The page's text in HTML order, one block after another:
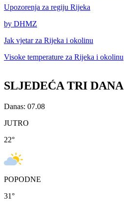
Upozorenja za regiju Rijeka
by DHMZ
Jak vjetar za Rijeka i okolinu
Visoke temperature za Rijeka i okolinu
SLJEDEĆA TRI DANA
Danas: 07.08
JUTRO
22°
POPODNE
31°